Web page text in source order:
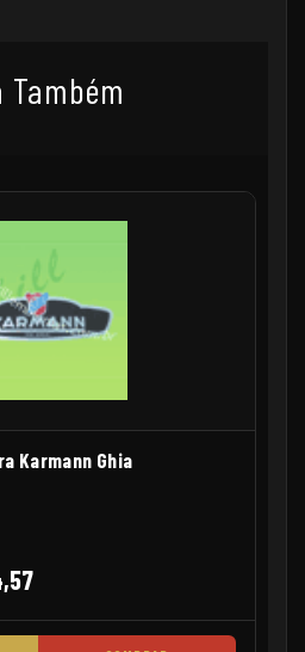
Também
Karmann Ghia